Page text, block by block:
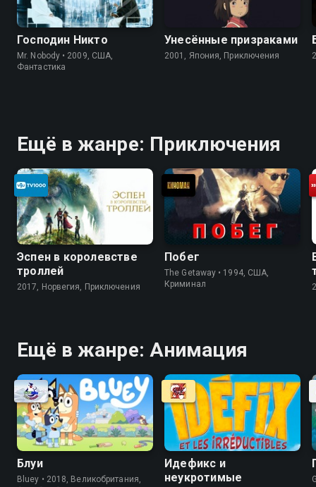
Господин Никто
Mr. Nobody • 2009, США,
Фантастика
Унесённые призраками
2001, Япония, Приключения
Ещё в жанре: Приключения
Эспен в королевстве
троллей
2017, Норвегия, Приключения
Побег
The Getaway • 1994, США,
Криминал
Ещё в жанре: Анимация
Блуи
Bluey • 2018, Великобритания,
Идефикс и
неукротимые